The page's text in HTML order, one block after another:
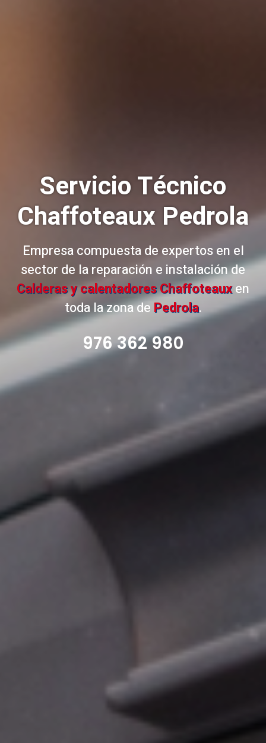
Servicio Técnico
Chaffoteaux Pedrola
Empresa compuesta de expertos en el
sector de la reparación e instalación de
Calderas y calentadores Chaffoteauxen
toda la zona de Pedrola.
976 362 980